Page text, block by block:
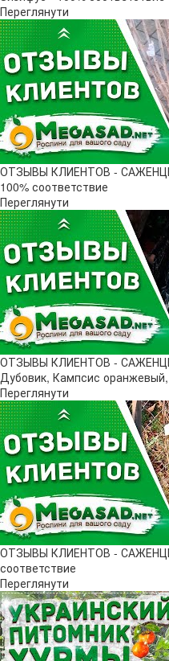
Переглянути
ОТЗЫВЫ КЛИЕНТОВ -
100% соответствие
Переглянути
ОТЗЫВЫ КЛИЕНТОВ -
Дубовик, Кампсис
Переглянути
ОТЗЫВЫ КЛИЕНТОВ -
соответствие
Переглянути